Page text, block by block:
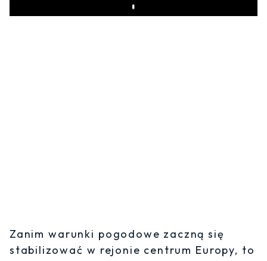
Play
Zanim warunki pogodowe zaczną się
stabilizować w rejonie centrum Europy, to